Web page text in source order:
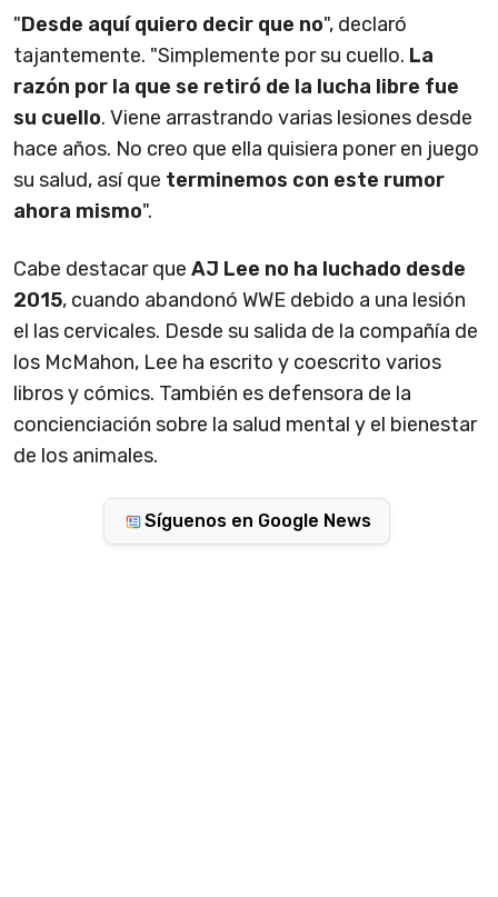
"Desde aquí quiero decir que no", declaró
tajantemente. "Simplemente por su cuello. La
razón por la que se retiró de la lucha libre fue
su cuello. Viene arrastrando varias lesiones desde
hace años. No creo que ella quisiera poner en juego
su salud, así que terminemos con este rumor
ahora mismo".
Cabe destacar que AJ Lee no ha luchado desde
2015, cuando abandonó WWE debido a una lesión
el las cervicales. Desde su salida de la compañía de
los McMahon, Lee ha escrito y coescrito varios
libros y cómics. También es defensora de la
concienciación sobre la salud mental y el bienestar
de los animales.
Síguenos en Google News